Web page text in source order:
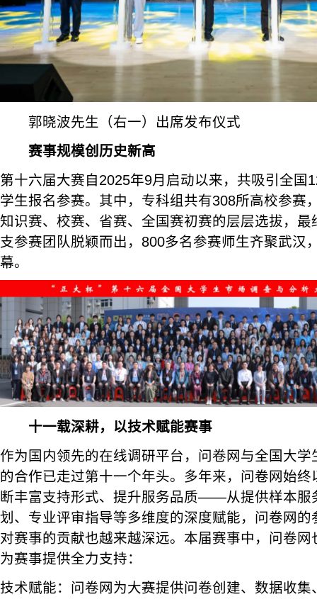
郭晓波先生（右一）出席发布仪式
赛事规模创历史新高
第十六届大赛自2025年9月启动以来，共吸引全国
学生报名参赛。其中，专科组共有308所高校参赛
知识赛、校赛、省赛、全国赛初赛的层层选拔，最
支参赛团队脱颖而出，800多名参赛师生齐聚武汉
幕。
十一载深耕，以技术赋能赛事
作为国内领先的在线调研平台，问卷网与全国大
的合作已走过第十一个年头。多年来，问卷网始
断丰富支持形式、提升服务品质——从提供样本服
划、专业评审指导等多维度的深度赋能，问卷网
对赛事的贡献也越来越深远。本届赛事中，问卷网
为赛事提供全力支持：
技术赋能：问卷网为大赛提供问卷创建、数据收集